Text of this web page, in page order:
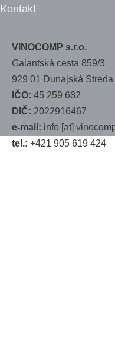
Kontakt
VINOCOMP s.r.o.
Galantská cesta 859/3
929 01 Dunajská Streda
IČO: 45 259 682
DIČ: 2022916467
e-mail: info [at]
tel.: +421 905 619 424